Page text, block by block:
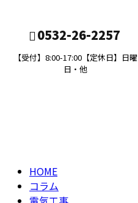
0532-26-2257
【受付】8:00-17:00【定休日】日曜
日・他
HOME
コラム